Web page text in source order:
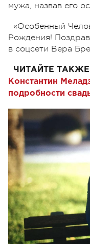
мужа, назвав его
«Особенный
Рождения!
в соцсети Вера
ЧИТАЙТЕ
Константин
подробности